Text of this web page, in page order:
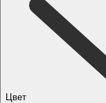
Цвет